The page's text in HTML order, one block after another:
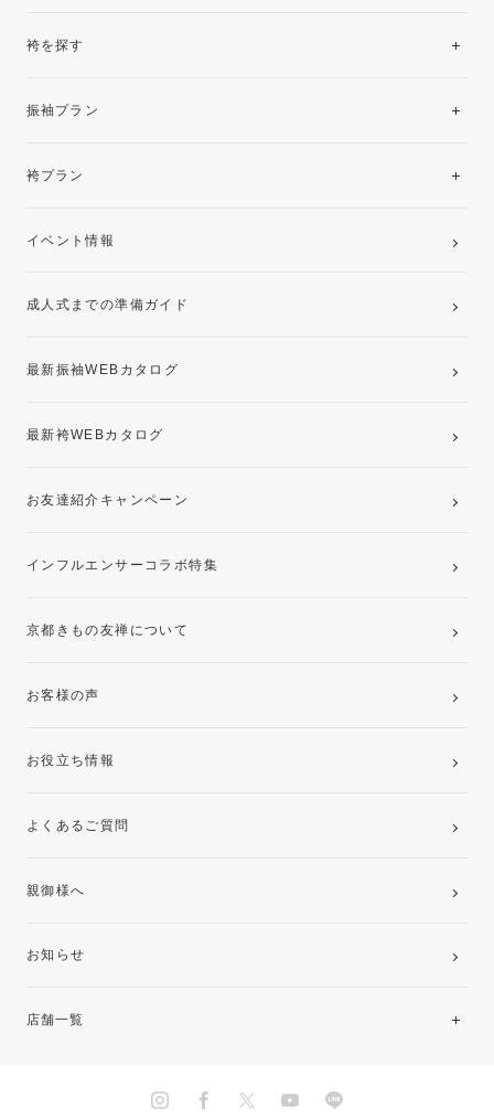
袴を探す
振袖プラン
レンタルプラン
袴プラン
卒業袴レンタルプラン
イベント情報
成人式までの準備ガイド
最新振袖WEBカタログ
最新袴WEBカタログ
お友達紹介キャンペーン
インフルエンサーコラボ特集
京都きもの友禅について
お客様の声
お役立ち情報
よくあるご質問
親御様へ
お知らせ
店舗一覧